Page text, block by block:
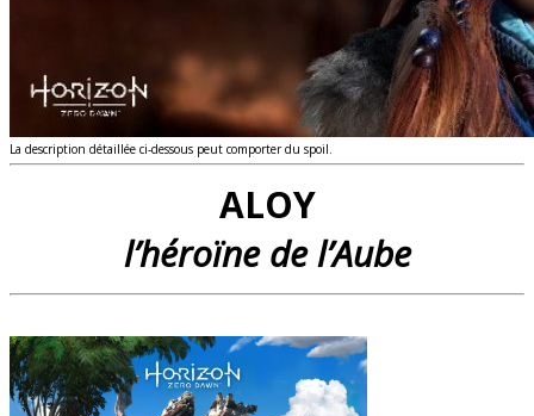
La description détaillée ci-dessous peut comporter du spoil.
ALOY
l’héroïne de l’Aube